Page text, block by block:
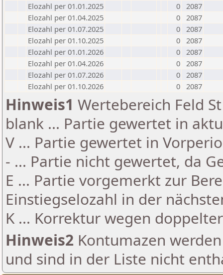
Elozahl per 01.01.2025
0 2087
Elozahl per 01.04.2025
0 2087
Elozahl per 01.07.2025
0 2087
Elozahl per 01.10.2025
0 2087
Elozahl per 01.01.2026
0 2087
Elozahl per 01.04.2026
0 2087
Elozahl per 01.07.2026
0 2087
Elozahl per 01.10.2026
0 2087
Hinweis1 Wertebereich Feld
blank ... Partie gewertet in
V ... Partie gewertet in
- ... Partie nicht gewertet, da
E ... Partie vorgemerkt zur
Einstiegselozahl in der
K ... Korrektur wegen
Hinweis2 Kontumazen
und sind in der Liste nicht